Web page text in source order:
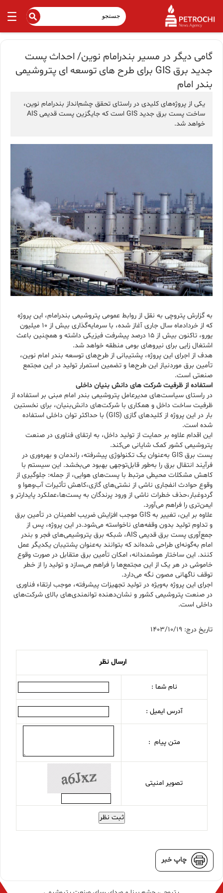
گامی دیگر در مسیر بندرامام نوین/ احداث پست
جدید برق GIS برای طرح های توسعه ای پتروشیمی
بندر امام
یکی از پروژه‌های کلیدی در راستای تحقق چشم‌انداز بندرامام نوین،
ساخت پست برق جدید GIS است که جایگزین پست قدیمی AIS
خواهد شد.
به گزارش پتروچی به نقل از روابط عمومی پتروشیمی بندرامام، این پروژه
که از خردادماه سال جاری آغاز شده، با سرمایه‌گذاری بیش از ۱۰ میلیون
یورو، تاکنون بیش از ۱۵ درصد پیشرفت فیزیکی داشته و همچنین باعث
اشتغال زایی برای نیروهای بومی منطقه خواهد شد.
هدف از اجرای این پروژه، پشتیبانی از طرح‌های توسعه بندر امام نوین،
تأمین برق موردنیاز این طرح‌ها و تضمین استمرار تولید در این مجتمع
صنعتی است.
استفاده از ظرفیت شرکت های دانش بنیان داخلی
در راستای سیاست‌های مدیرعامل پتروشیمی بندر امام مبنی بر استفاده از
ظرفیت ساخت داخل و همکاری با شرکت‌های دانش‌بنیان، برای نخستین
بار در این پروژه از کلیدهای گازی (GIS) با حداکثر توان داخلی استفاده
شده است.
این اقدام علاوه بر حمایت از تولید داخل، به ارتقای فناوری در صنعت
پتروشیمی کشور کمک شایانی می‌کند.
پست برق GIS به‌عنوان یک تکنولوژی پیشرفته، راندمان و بهره‌وری در
فرآیند انتقال برق را به‌طور قابل‌توجهی بهبود می‌بخشد. این سیستم با
کاهش مشکلات محیطی مرتبط با پست‌های هوایی، از جمله: جلوگیری از
وقوع حوادث انفجاری ناشی از نشتی‌های گازی،کاهش تأثیرات آب‌وهوا و
گردوغبار،حذف خطرات ناشی از ورود پرندگان به پست‌ها،عملکرد پایدارتر و
ایمن‌تری را فراهم می‌آورد.
علاوه بر این، تغییر به GIS موجب افزایش ضریب اطمینان در تأمین برق
و تداوم تولید بدون وقفه‌های ناخواسته می‌شود.در این پروژه، پس از
جمع‌آوری پست برق قدیمی AIS، شبکه برق پتروشیمی‌های فجر و بندر
امام به‌گونه‌ای طراحی شده‌اند که بتوانند به‌عنوان پشتیبان یکدیگر عمل
کنند. این ساختار هوشمندانه، امکان تأمین برق متقابل در صورت وقوع
خاموشی در هر یک از این مجتمع‌ها را فراهم می‌سازد و تولید را از خطر
توقف ناگهانی مصون نگه می‌دارد.
اجرای این پروژه به‌ویژه در تولید تجهیزات پیشرفته، موجب ارتقاء فناوری
در صنعت پتروشیمی کشور و نشان‌دهنده توانمندی‌های بالای شرکت‌های
داخلی است.
تاریخ درج: 1403/10/19
ارسال نظر
نام شما :
آدرس ایمیل :
متن پیام :
تصویر امنیتی
ثبت نظر
چاپ خبر